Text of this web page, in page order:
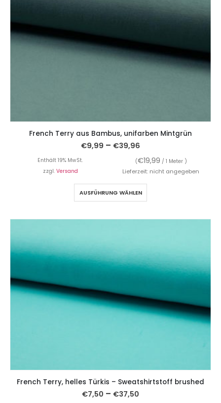
French Terry aus Bambus, unifarben Mintgrün
€9,99 – €39,96
Enthält 19% MwSt. (€19,99 / 1 Meter )
zzgl. Versand Lieferzeit: nicht angegeben
AUSFÜHRUNG WÄHLEN
French Terry, helles Türkis – Sweatshirtstoff brushed
€7,50 – €37,50